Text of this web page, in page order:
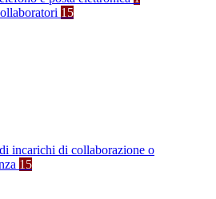
15
incarichi di collaborazione o
15